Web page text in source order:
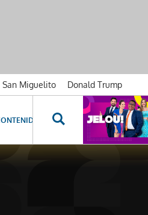
Miguelito
Donald Trump
ESPECIALES NOVELAS